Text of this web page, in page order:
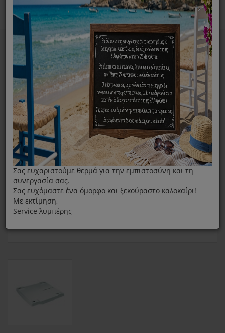
Ανταλλακτικά ηλεκτρικών συσκευών MENU
Home Στεγνωτήριο
Βάσεις Στεγνωτηρίου
Βάση Σύνδεσης Στεγνωτηρίο Με Πλυντήριο AEG STA8GW
Σας ευχαριστούμε θερμά για την εμπιστοσύνη και τη
συνεργασία σας.
Σας ευχόμαστε ένα όμορφο και ξεκούραστο καλοκαίρι!
Με εκτίμηση,
Service λυμπέρης